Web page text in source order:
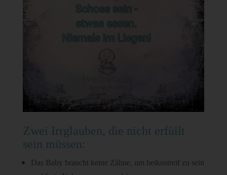
Zwei Irrglauben, die nicht erfüllt
sein müssen:
Das Baby braucht keine Zähne, um beikostreif zu sein